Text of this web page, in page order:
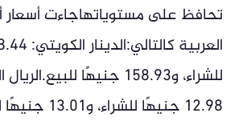
تحافظ على مستوياتهاجاءت أسعار
للشراء، و158.93 جنيهًا
12.98 جنيهًا